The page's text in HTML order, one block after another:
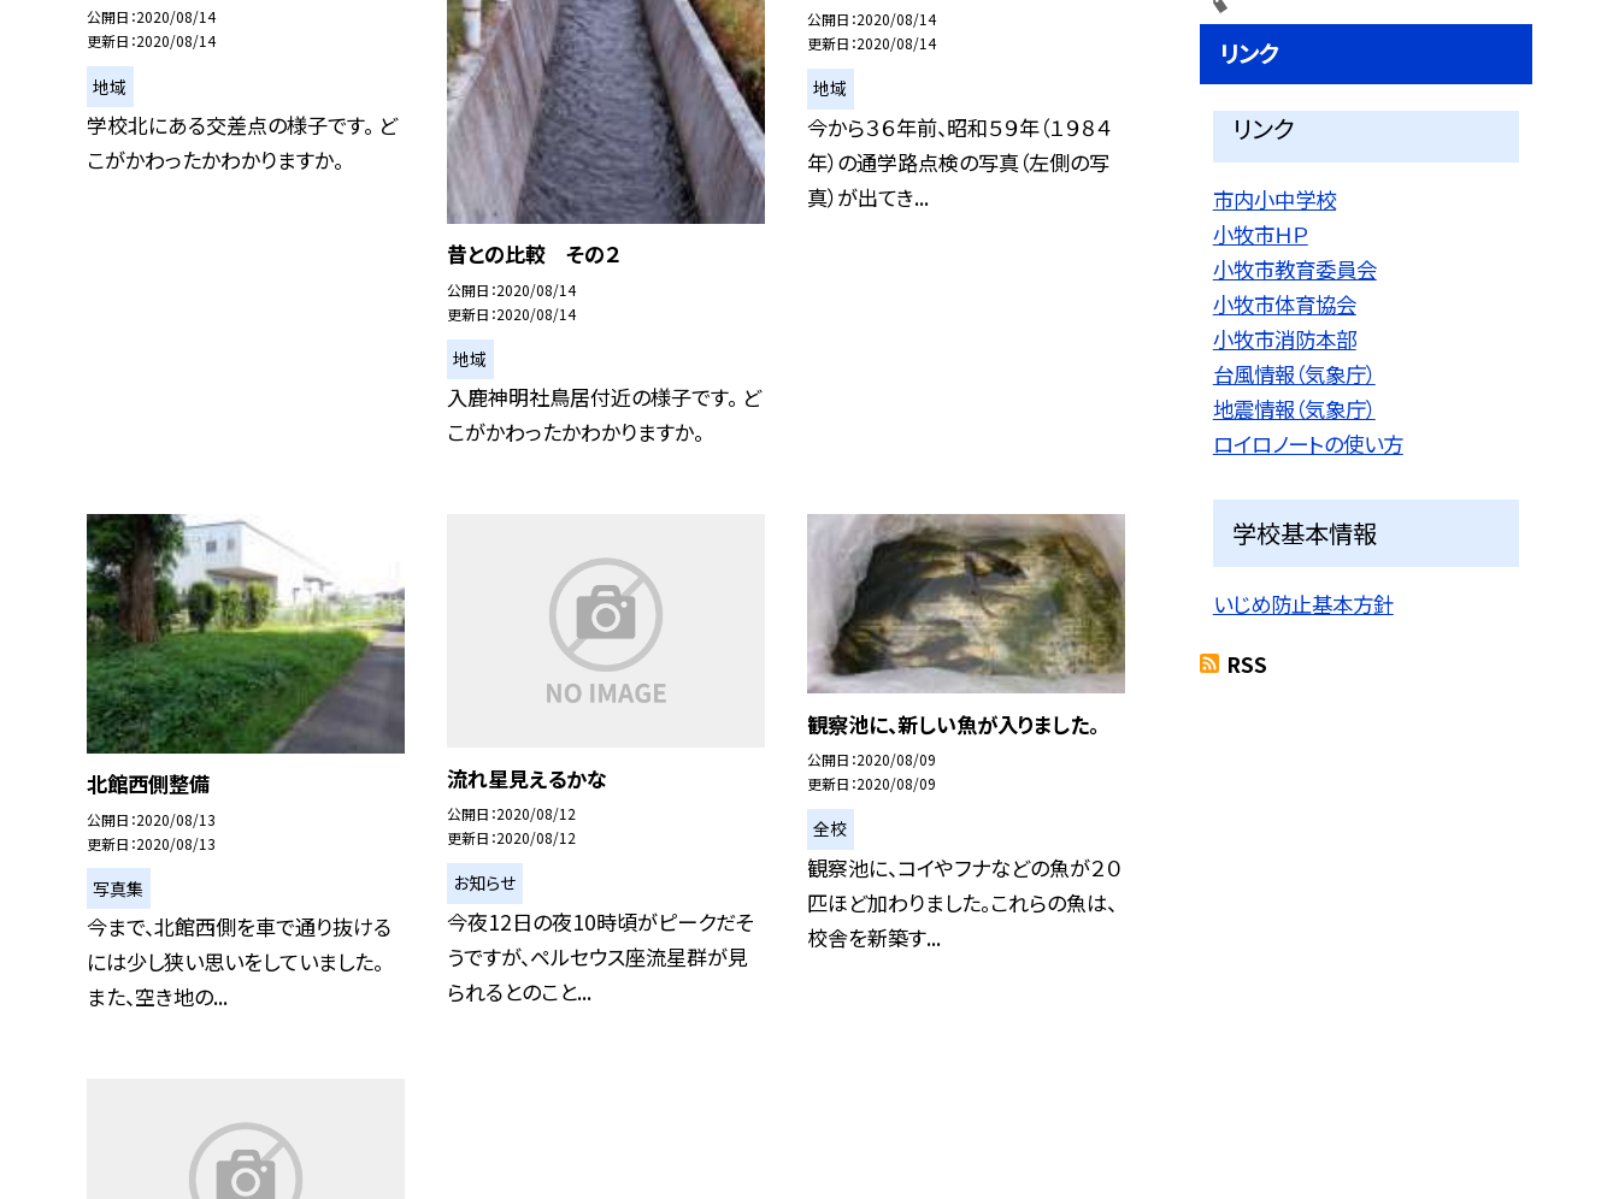
公開日 2020/08/14
更新日 2020/08/14
地域
学校北にある交差点の様子です。 ど
こがかわったかわかりますか。
昔との比較 その２
公開日 2020/08/14
更新日 2020/08/14
地域
入鹿神明社鳥居付近の様子です。 ど
こがかわったかわかりますか。
公開日 2020/08/14
更新日 2020/08/14
地域
今から３６年前、昭和５９年（１９８４
年）の通学路点検の写真（左側の写
真）が出てき...
北館西側整備
公開日 2020/08/13
更新日 2020/08/13
写真集
今まで、北館西側を車で通り抜ける
には少し狭い思いをしていました。
また、空き地の...
流れ星見えるかな
公開日 2020/08/12
更新日 2020/08/12
お知らせ
今夜12日の夜10時頃がピークだそ
うですが、ペルセウス座流星群が見
られるとのこと...
観察池に、新しい魚が入りました。
公開日 2020/08/09
更新日 2020/08/09
全校
観察池に、コイやフナなどの魚が２０
匹ほど加わりました。これらの魚は、
校舎を新築す...
リンク
リンク
市内小中学校
小牧市ＨＰ
小牧市教育委員会
小牧市体育協会
小牧市消防本部
台風情報（気象庁）
地震情報（気象庁）
ロイロノートの使い方
学校基本情報
いじめ防止基本方針
RSS